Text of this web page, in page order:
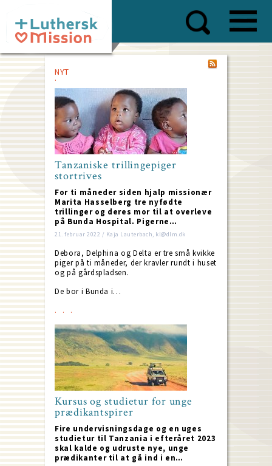
main
content
NYT
Tanzaniske trillingepiger
stortrives
For ti måneder siden hjalp missionær
Marita Hasselberg tre nyfødte
trillinger og deres mor til at overleve
på Bunda Hospital. Pigerne…
21. februar 2022 / Kaja Lauterbach, kl@dlm.dk
Debora, Delphina og Delta er tre små kvikke
piger på ti måneder, der kravler rundt i huset
og på gårdspladsen.
De bor i Bunda i…
Kursus og studietur for unge
prædikantspirer
Fire undervisningsdage og en uges
studietur til Tanzania i efteråret 2023
skal kalde og udruste nye, unge
prædikanter til at gå ind i en…